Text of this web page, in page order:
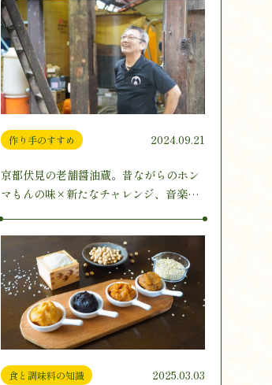
作り手のすすめ 2024.09.21
京都伏見の老舗醤油蔵。昔ながらのホン
マもんの味×新たなチャレンジ、音楽醸
食と調味料の知識 2025.03.03